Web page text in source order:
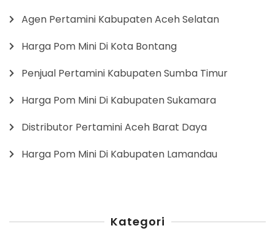
Agen Pertamini Kabupaten Aceh Selatan
Harga Pom Mini Di Kota Bontang
Penjual Pertamini Kabupaten Sumba Timur
Harga Pom Mini Di Kabupaten Sukamara
Distributor Pertamini Aceh Barat Daya
Harga Pom Mini Di Kabupaten Lamandau
Kategori